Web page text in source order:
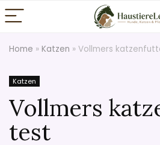
Home » Katzen » Vollmers
Katzen
Vollmers
test